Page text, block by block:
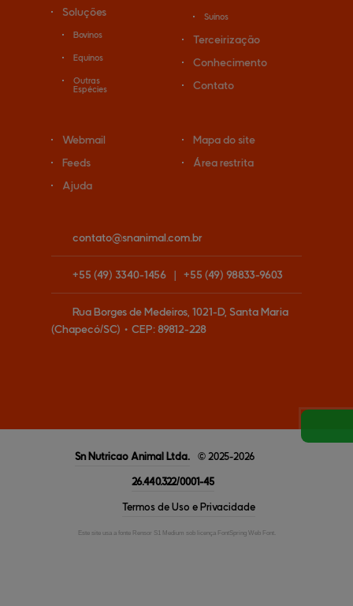
Soluções
Bovinos
Equinos
Outras
Espécies
Suínos
Terceirização
Conhecimento
Contato
Webmail
Feeds
Ajuda
Mapa do site
Área restrita
contato@snanimal.com.br
+55 (49) 3340-1456 | +55 (49) 98833-9603
Rua Borges de Medeiros, 1021-D, Santa Maria
(Chapecó/SC) • CEP:89812-228
Sn Nutricao Animal Ltda. © 2025-2026
26.440.322/0001-45
Termos de Uso e Privacidade
Este site usa a fonte Rensor S1 Medium sob licença FontSpring Web Font.